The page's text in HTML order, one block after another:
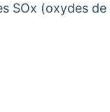
SOx (oxydes